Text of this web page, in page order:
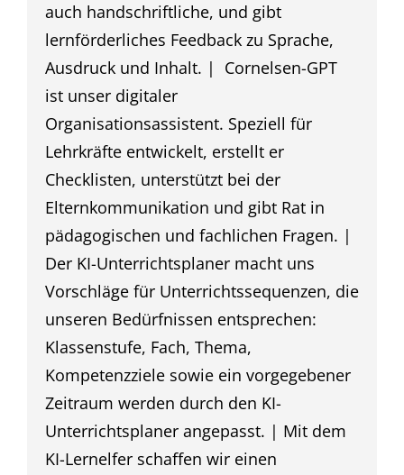
auch handschriftliche, und gibt
lernförderliches Feedback zu Sprache,
Ausdruck und Inhalt. | Cornelsen-GPT
ist unser digitaler
Organisationsassistent. Speziell für
Lehrkräfte entwickelt, erstellt er
Checklisten, unterstützt bei der
Elternkommunikation und gibt Rat in
pädagogischen und fachlichen Fragen. |
Der KI-Unterrichtsplaner macht uns
Vorschläge für Unterrichtssequenzen, die
unseren Bedürfnissen entsprechen:
Klassenstufe, Fach, Thema,
Kompetenzziele sowie ein vorgegebener
Zeitraum werden durch den KI-
Unterrichtsplaner angepasst. | Mit dem
KI-Lernelfer schaffen wir einen